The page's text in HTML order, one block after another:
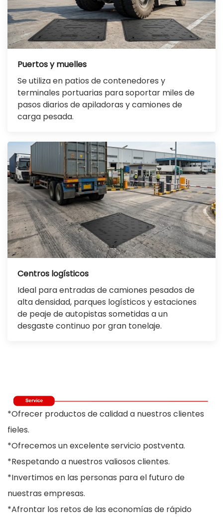
Puertos y muelles
Se utiliza en patios de contenedores y
terminales portuarias para soportar miles de
pasos diarios de apiladoras y camiones de
carga pesada.
Centros logísticos
Ideal para entradas de camiones pesados ​​de
alta densidad, parques logísticos y estaciones
de peaje de autopistas sometidas a un
desgaste continuo por gran tonelaje.
*Ofrecer productos de calidad a nuestros clientes
fieles.
*Ofrecemos un excelente servicio postventa.
*Respetando a nuestros valiosos clientes.
*Invertimos en las personas para el futuro de
nuestras empresas.
*Afrontar los retos de las economías de rápido